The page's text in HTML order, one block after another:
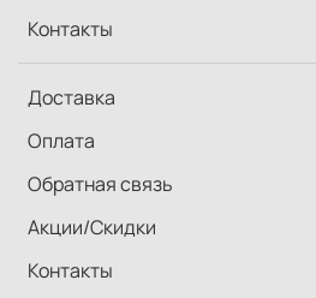
Контакты
Доставка
Оплата
Обратная связь
Акции/Скидки
Контакты